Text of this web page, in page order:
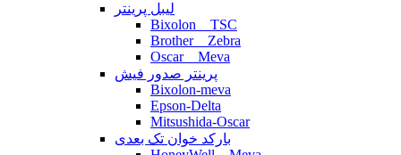
لیبل پرینتر
Bixolon _ TSC
Brother _ Zebra
Oscar _ Meva
پرینتر صدور فیش
Bixolon-meva
Epson-Delta
Mitsushida-Oscar
بارکد خوان تک بعدی